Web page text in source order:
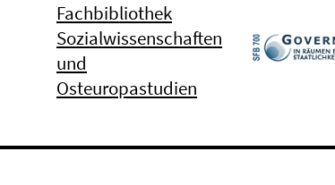
Fachbibliothek
Sozialwissenschaften
und
Osteuropastudien